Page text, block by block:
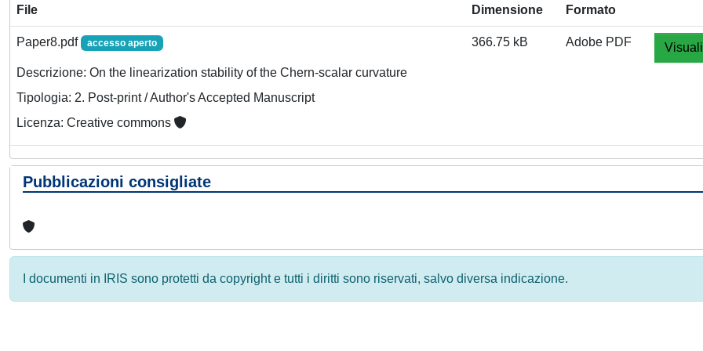
File Dimensione Formato
Paper8.pdf accesso aperto
Descrizione: On the linearization stability of the Chern-scalar curvature
Tipologia: 2. Post-print / Author's Accepted Manuscript
Licenza: Creative commons
366.75 kB Adobe PDF
Pubblicazioni consigliate
I documenti in IRIS sono protetti da copyright e tutti i diritti sono riservati, salvo diversa indicazione.